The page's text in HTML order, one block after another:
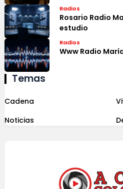
Radios
Rosario Radio
estudio
Radios
Www Radio
Temas
Cadena
Noticias